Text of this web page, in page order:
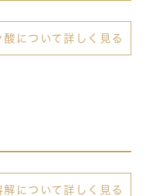
酸について詳しく見る
解について詳しく見る